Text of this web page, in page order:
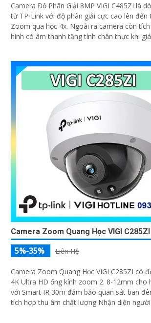
Camera Độ Phân Giải 8MP VIGI C485ZI là
từ TP-Link với độ phân giải cực cao lên đến
Zoom qua học 4x. Ngoài ra camera còn tích hợp micro giúp gi
hình có âm thanh tăng tính chân thực khi
Camera Zoom Quang Học VIGI C285ZI
5%-35% Liên Hệ
Camera Zoom Quang Học VIGI C285ZI có
4K Ultra HD ống kính zoom 2. 8-12mm cho
với Smart IR 30m đảm bảo quan sát ban
tích hợp thu âm chất lượng Nhận diện